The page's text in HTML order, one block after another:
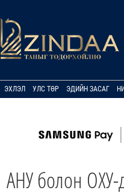
ЭХЛЭЛ УЛС ТӨР ЭДИЙН ЗАСАГ
АНУ болон ОХУ-